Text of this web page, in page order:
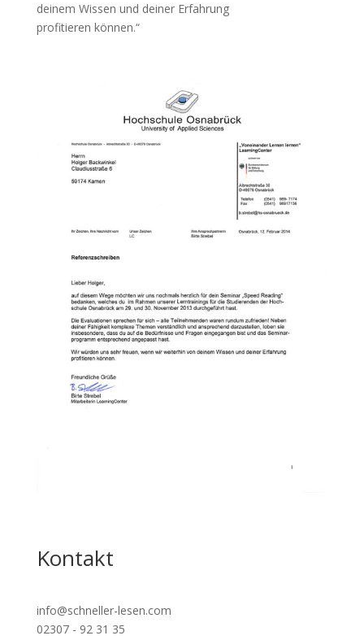
deinem Wissen und deiner Erfahrung
profitieren können.“
Kontakt
info@schneller-lesen.com
02307 - 92 31 35